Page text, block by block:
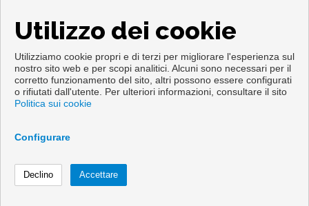
Copyright © 2026. Tutte le diritti riservate.
Info legali|Protezione dei dati politica
Utilizzo dei cookie
Utilizziamo cookie propri e di terzi per migliorare l'esperienza sul
nostro sito web e per scopi analitici. Alcuni sono necessari per il
corretto funzionamento del sito, altri possono essere configurati
o rifiutati dall'utente. Per ulteriori informazioni, consultare il sito
Politica sui cookie
Configurare